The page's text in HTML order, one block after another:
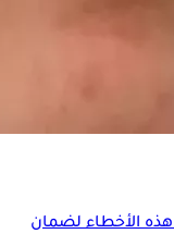
الإصابة بالجفاف؟
الأخطاء لضمان